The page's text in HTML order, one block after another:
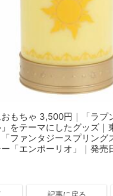
もちゃ 3,500円｜「ラプ
をテーマにしたグッズ｜
ファンタジースプリング
「エンポーリオ」｜発
記事に戻る